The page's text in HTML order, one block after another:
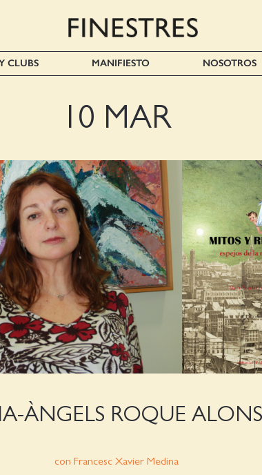
CLUBS MANIFIESTO NOSOTROS
10 MAR
ÀNGELS ROQUE
con Francesc Xavier Medina